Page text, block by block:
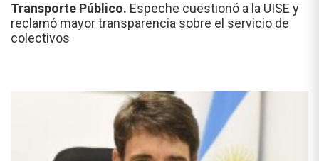
Transporte Público. Espeche cuestionó a la UISE y
reclamó mayor transparencia sobre el servicio de
colectivos